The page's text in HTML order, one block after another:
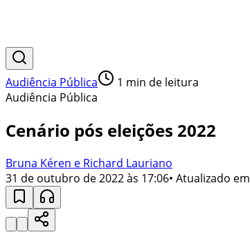
Audiência Pública 1 min de leitura
Audiência Pública
Cenário pós eleições 2022
Bruna Kéren e Richard Lauriano
31 de outubro de 2022 às 17:06• Atualizado em